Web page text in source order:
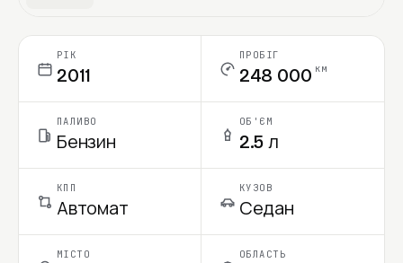
РІК
2011
ПРОБІГ
248 000 км
ПАЛИВО
Бензин
ОБ'ЄМ
2.5 л
КПП
Автомат
КУЗОВ
Седан
МІСТО ОБЛАСТЬ